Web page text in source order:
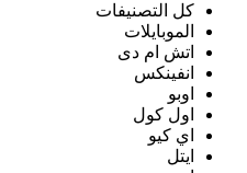
كل التصنيفات
الموبايلات
اتش ام دى
انفينكس
اوبو
اول كول
اي كيو
ايتل